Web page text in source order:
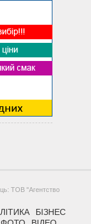
ТОВ "Агентство
БІЗНЕС